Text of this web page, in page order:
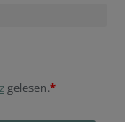
gelesen.*